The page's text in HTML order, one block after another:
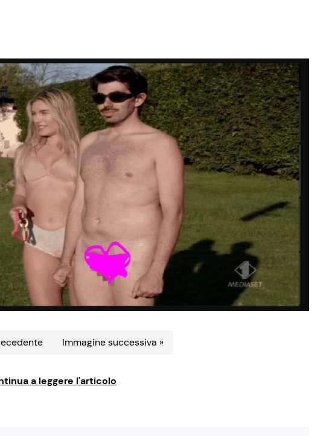
Style
Turismo
Cucina e Ricette
Consigli di Cucina
Dolci
Le Ricette in TV
Primi Piatti
Ricette Facili e Veloci
Ricette Feste
Ricette per Bambini
Immagine successiva »
a leggere l'articolo